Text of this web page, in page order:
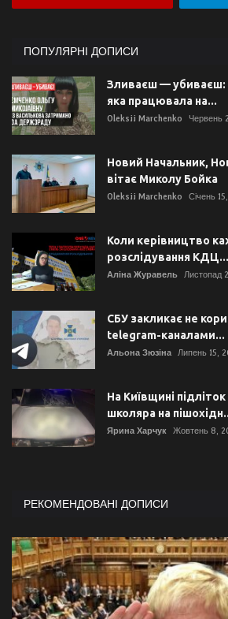
ПОПУЛЯРНІ ДОПИСИ
Зливаєш — убиваєш:
яка працювала на...
Oleksii Marchenko Червень
Новий Начальник,
вітає Миколу Бойка
Oleksii Marchenko Січень
Коли керівництво
розслідування КДЦ...
Аліна Журавель Листопад
СБУ закликає не
telegram-каналами...
Альона Зюзіна Липень 15,
На Київщині
школяра на
Ярина Харчук Жовтень 8,
РЕКОМЕНДОВАНІ ДОПИСИ